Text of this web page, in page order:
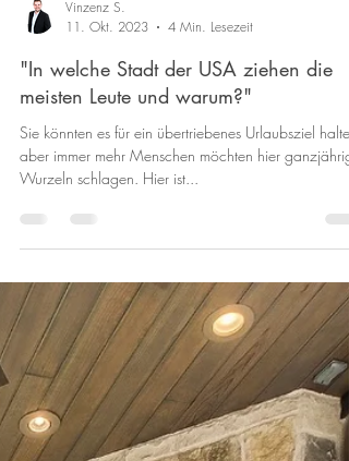
11. Okt. 2023
meisten Leute und warum?"
Sie könnten es für ein übertriebenes Urlaubsziel
aber immer mehr Menschen möchten hier ganzjährig
Wurzeln schlagen. Hier ist...